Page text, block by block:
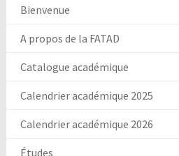
Bienvenue
A propos de la FATAD
Catalogue académique
Calendrier académique 2025
Calendrier académique 2026
Études